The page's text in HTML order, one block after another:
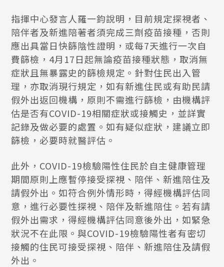
指揮中心發言人羅一鈞說明，目前規定探視者、
陪伴者及新進陪著者須完成三劑疫苗接種，否則
應出具當日快篩陰性證明，或每7天進行一次自
費篩檢，4月17日起無論疫苗接種狀態，取消無
症狀且無暴露史的篩檢規定。針對住民出入管
理，亦取消現行規定，如有新進住民或有助民請
假外出返回機構，原則不需進行篩檢，由機構評
估是否有COVID-19相關症狀或接觸史，並詳實
記錄及做必要的處置。如有疑似症狀，建議立即
篩檢，必要時就醫評估。
此外，COVID-19檢驗陽性住民於自主健康管理
期間原則上應暫停接受探視、陪伴、新進陪住及
請假外出。如符合例外情形時，得經機構評估同
意，進行必要性探視、陪伴及新進陪住。若有請
假外出需求，得經機構評估同意後外出，如緊急
狀況不在此限。與COVID-19檢驗陽性者有密切
接觸的住民可接受探視、陪伴、新進陪住及請假
外出。